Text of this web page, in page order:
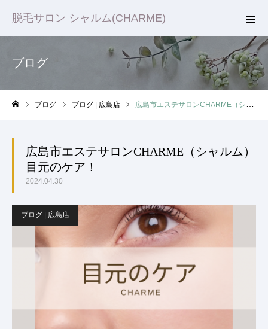
脱毛サロン シャルム(CHARME)
ブログ
ブログ ブログ | 広島店 広島市エステサロンCHARME（シャルム）目元のケア！
広島市エステサロンCHARME（シャルム）
目元のケア！
2024.04.30
ブログ | 広島店